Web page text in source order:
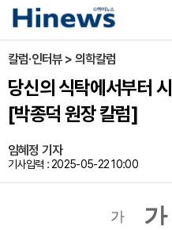
칼럼·인터뷰 > 의학칼럼
당신의 식탁에서부터
[박종덕 원장 칼럼]
임혜정 기자
기사입력 : 2025-05-22 10:00
가 가